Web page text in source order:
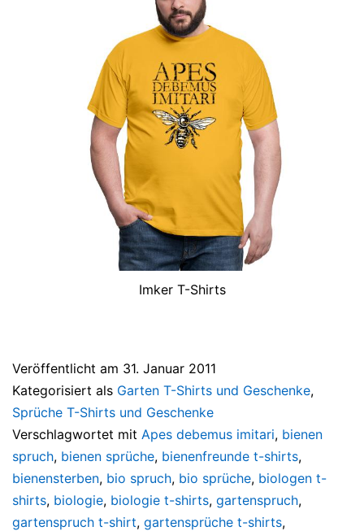
Imker T-Shirts
Veröffentlicht am 31. Januar 2011
Kategorisiert als Garten T-Shirts und Geschenke,
Sprüche T-Shirts und Geschenke
Verschlagwortet mit Apes debemus imitari, bienen
spruch, bienen sprüche, bienenfreunde t-shirts,
bienensterben, bio spruch, bio sprüche, biologen t-
shirts, biologie, biologie t-shirts, gartenspruch,
gartenspruch t-shirt, gartensprüche t-shirts,